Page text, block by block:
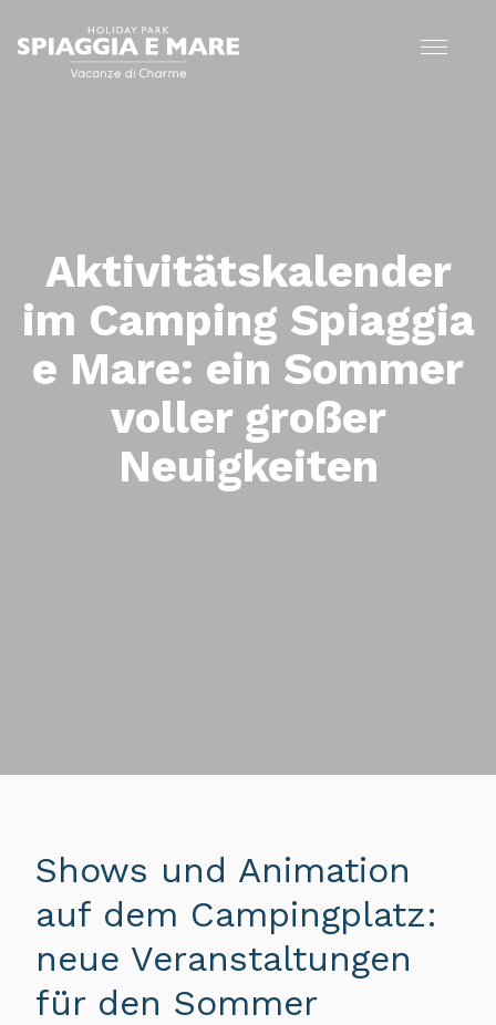
Aktivitätskalender
im Camping Spiaggia
e Mare: ein Sommer
voller großer
Neuigkeiten
Shows und Animation
auf dem Campingplatz:
neue Veranstaltungen
für den Sommer